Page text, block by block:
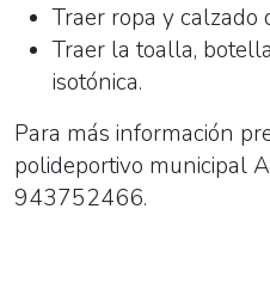
Traer ropa y calzado
Traer la toalla,
isotónica.
Para más información
polideportivo municipal
943752466.